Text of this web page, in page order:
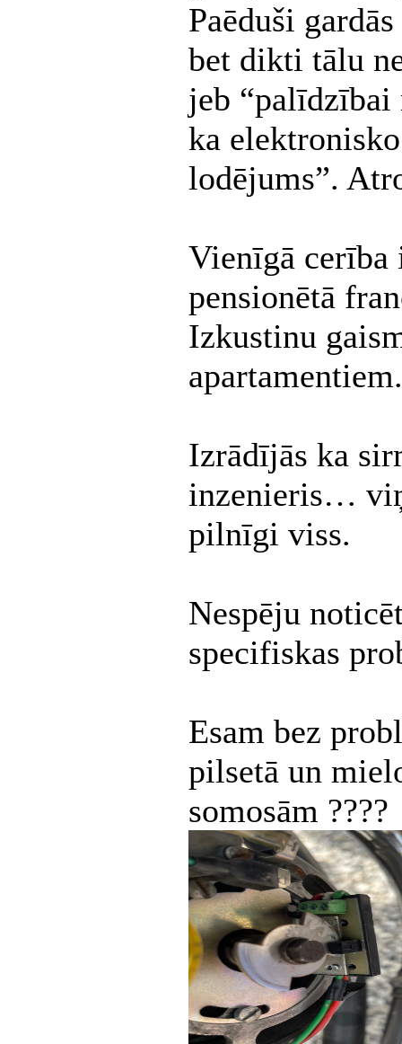
Paēduši
bet dikti tālu
jeb
ka
lodējums”.
Vienīgā cerība
pensionētā
Izkustinu
Izrādījās ka
inzenieris…
pilnīgi viss.
Nespēju
specifiskas
Esam bez
pilsetā un
somosām ????